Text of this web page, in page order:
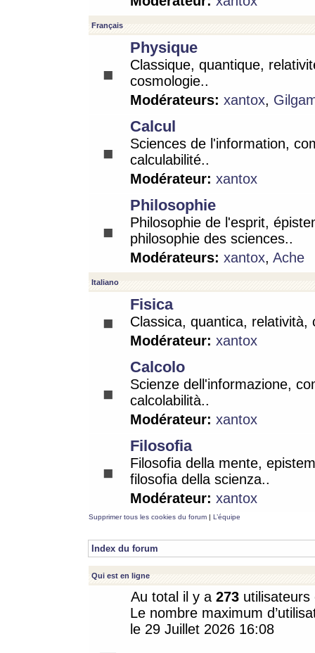
Français
Physique
Classique, quantique,
cosmologie..
Modérateurs: xantox,
Calcul
Sciences de l'information,
calculabilité..
Modérateur: xantox
Philosophie
Philosophie de l'esprit,
philosophie des sciences..
Modérateurs: xantox, Ache
Italiano
Fisica
Classica, quantica, relatività,
Modérateur: xantox
Calcolo
Scienze dell'informazione,
calcolabilità..
Modérateur: xantox
Filosofia
Filosofia della mente,
filosofia della scienza..
Modérateur: xantox
Supprimer tous les cookies du forum | L’équipe
Index du forum
Qui est en ligne
Au total il y a 273
Le nombre maximum
le 29 Juillet 2026 16:08